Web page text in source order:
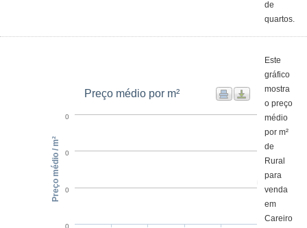
de
quartos.
Preço médio por m²
0
0
0
Preço médio / m²
Este
gráfico
mostra
o preço
médio
por m²
de
Rural
para
venda
em
Careiro